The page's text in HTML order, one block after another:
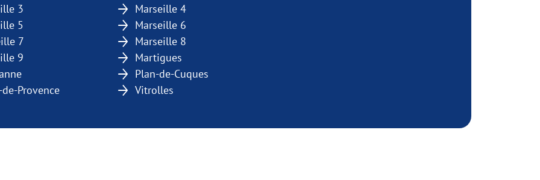
3
Marseille 4
5
Marseille 6
7
Marseille 8
9
Martigues
Plan-de-Cuques
Provence
Vitrolles